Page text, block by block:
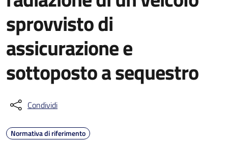
sprovvisto di
assicurazione e
sottoposto a sequestro
Condividi
Normativa di riferimento